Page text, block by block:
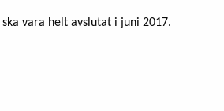
vara helt avslutat i juni 2017.